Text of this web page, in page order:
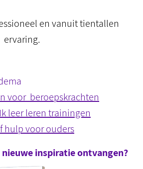
en vanuit tientallen
ervaring.
voor beroepskrachten
leer leren trainingen
hulp voor ouders
inspiratie ontvangen?